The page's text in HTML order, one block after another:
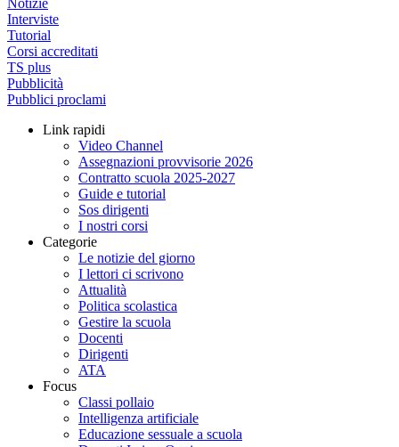
Notizie
Interviste
Tutorial
Corsi accreditati
TS plus
Pubblicità
Pubblici proclami
Link rapidi
Video Channel
Assegnazioni provvisorie 2026
Contratto scuola 2025-2027
Guide e tutorial
Sos dirigenti
I nostri corsi
Categorie
Le notizie del giorno
I lettori ci scrivono
Attualità
Politica scolastica
Gestire la scuola
Docenti
Dirigenti
ATA
Focus
Classi pollaio
Intelligenza artificiale
Educazione sessuale a scuola